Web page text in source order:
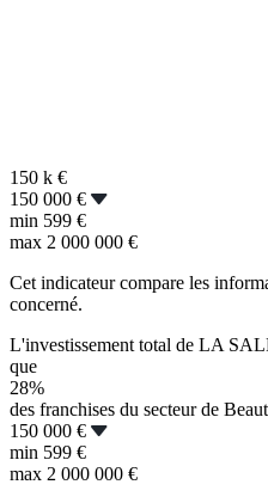
150 k €
150 000 €
min 599 €
max 2 000 000 €
Cet indicateur compare les
concerné.
L'investissement total de LA
que
28%
des franchises du secteur de
150 000 €
min 599 €
max 2 000 000 €